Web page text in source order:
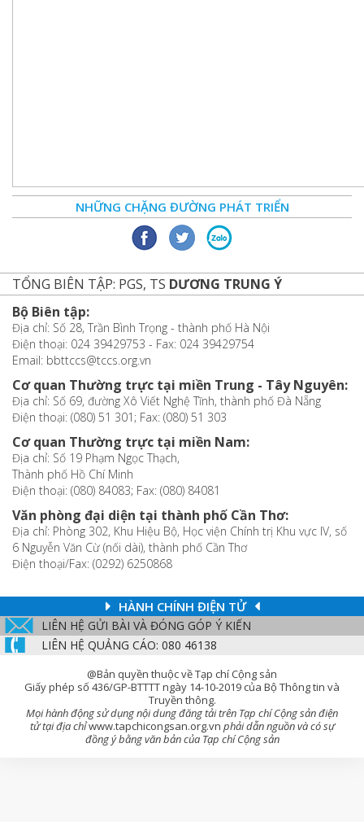
NHỮNG CHẶNG ĐƯỜNG PHÁT TRIỂN
TỔNG BIÊN TẬP: PGS, TS DƯƠNG TRUNG Ý
Bộ Biên tập:
Địa chỉ: Số 28, Trần Bình Trọng - thành phố Hà Nội
Điện thoại: 024 39429753 - Fax: 024 39429754
Email: bbttccs@tccs.org.vn
Cơ quan Thường trực tại miền Trung - Tây Nguyên:
Địa chỉ: Số 69, đường Xô Viết Nghệ Tĩnh, thành phố Đà Nẵng
Điện thoại: (080) 51 301; Fax: (080) 51 303
Cơ quan Thường trực tại miền Nam:
Địa chỉ: Số 19 Phạm Ngọc Thạch,
Thành phố Hồ Chí Minh
Điện thoại: (080) 84083; Fax: (080) 84081
Văn phòng đại diện tại thành phố Cần Thơ:
Địa chỉ: Phòng 302, Khu Hiệu Bộ, Học viện Chính trị Khu vực IV, số
6 Nguyễn Văn Cừ (nối dài), thành phố Cần Thơ
Điện thoại/Fax: (0292) 6250868
HÀNH CHÍNH ĐIỆN TỬ
LIÊN HỆ GỬI BÀI VÀ ĐÓNG GÓP Ý KIẾN
LIÊN HỆ QUẢNG CÁO: 080 46138
@Bản quyền thuộc về Tạp chí Cộng sản
Giấy phép số 436/GP-BTTTT ngày 14-10-2019 của Bộ Thông tin và
Truyền thông.
Mọi hành động sử dụng nội dung đăng tải trên Tạp chí Cộng sản điện
tử tại địa chỉwww.tapchicongsan.org.vn phải dẫn nguồn và có sự
đồng ý bằng văn bản của Tạp chí Cộng sản